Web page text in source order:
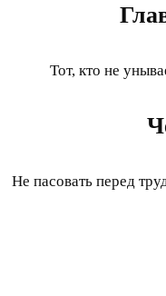
Тот, кто не
Не пасовать перед